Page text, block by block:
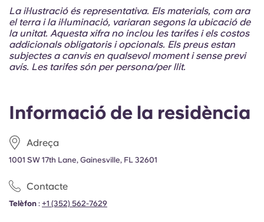
Portuguese
Informació de la residència
Adreça
1001 SW 17th Lane, Gainesville, FL 32601
Contacte
Telèfon : +1 (352) 562-7629
La il·lustració és representativa. Els materials, com ara
el terra i la il·luminació, variaran segons la ubicació de
la unitat. Aquesta xifra no inclou les tarifes i els costos
addicionals obligatoris i opcionals. Els preus estan
subjectes a canvis en qualsevol moment i sense previ
avís. Les tarifes són per persona/per llit.